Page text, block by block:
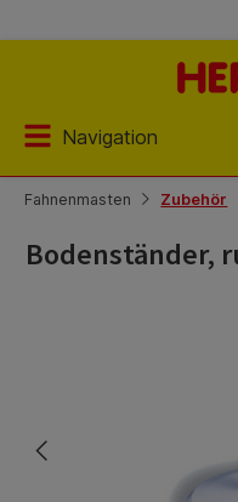
Navigation
Fahnenmasten Zubehör
Bodenständer,